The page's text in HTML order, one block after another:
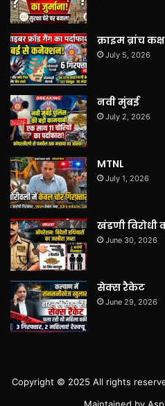
क्राइम ब्रांच
July 5, 2026
नवी मुंबई
July 2, 2026
MTNL
July 1, 2026
खंडणी विरोधी
June 30, 2026
सेक्स रैकेट
June 29, 2026
Copyright © 2025 All rights
Maintained by